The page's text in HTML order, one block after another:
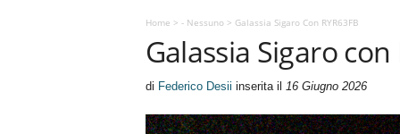
u
A
t
r
Home > - Nessuno> Galassia Sigaro Con RYR63FB
Galassia Sigaro con
di Federico Desii inserita il 16 Giugno 2026